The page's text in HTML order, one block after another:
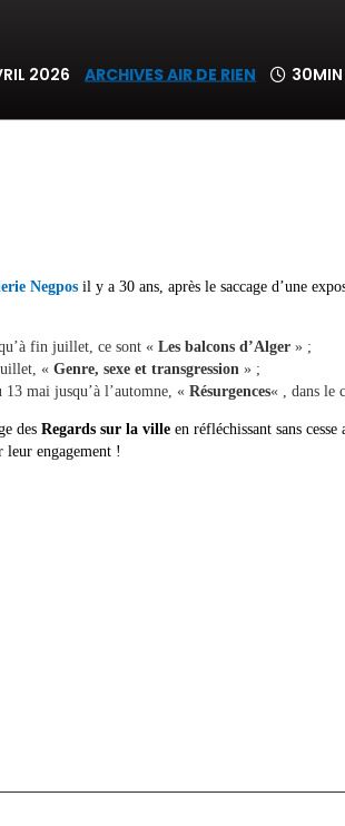
2026 ARCHIVES AIR DE RIEN 30MIN
Negpos il y a 30 ans, après le saccage d’une
fin juillet, ce sont « Les balcons d’Alger » ;
« Genre, sexe et transgression » ;
mai jusqu’à l’automne, « Résurgences« , dans le
des Regards sur la ville en réfléchissant sans
leur engagement !